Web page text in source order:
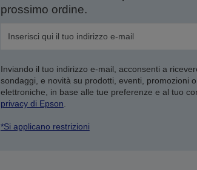
prossimo ordine.
Inviando il tuo indirizzo e-mail, acconsenti a
sondaggi, e novità su prodotti, eventi, promozioni
elettroniche, in base alle tue preferenze e al tuo
privacy di Epson
*Si applicano restrizioni